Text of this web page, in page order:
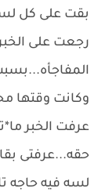
بقت على كل
رجعت على
وكانت وقتها
عرفت الخبر
حقه...عرفتى
لسه فيه حاجه